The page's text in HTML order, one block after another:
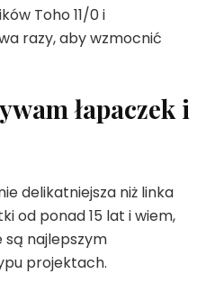
Toho 11/0 i
razy, aby wzmocnić
łapaczek i
delikatniejsza niż linka
od ponad 15 lat i wiem,
są najlepszym
projektach.